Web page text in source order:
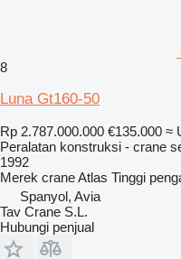
8
Luna Gt160-50
Rp 2.787.000.000 €135.000 ≈
Peralatan konstruksi - crane
1992
Merek craneAtlas Tinggi
Spanyol, Avia
Tav Crane S.L.
Hubungi penjual